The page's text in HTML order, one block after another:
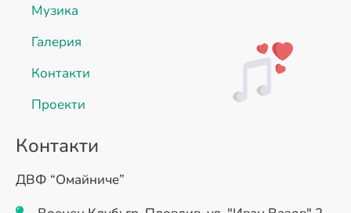
Музика
Галерия
Контакти
Проекти
Контакти
ДВФ “Омайниче”